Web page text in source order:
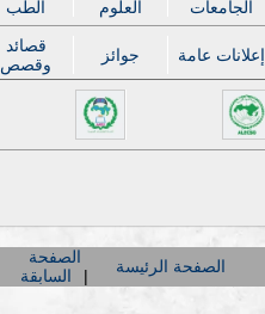
الطب العلوم الجامعات
قصائد
وقصص
جوائز إعلانات عامة
الصفحة
السابقة
الصفحة الرئيسة